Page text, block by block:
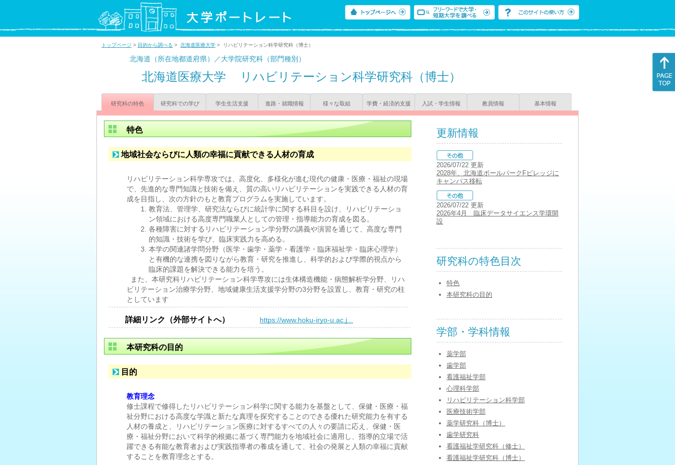
トップページ > 目的から調べる > 北海道医療大学 > リハビリテーション科学研究科（博士）
北海道（所在地都道府県）／大学院研究科（部門種別）
北海道医療大学 リハビリテーション科学研究科（博士）
研究科の特色 研究科での学び 学生生活支援 進路・就職情報 様々な取組 学費・経済的支援 入試・学生情報 教員情報 基本情報
特色
地域社会ならびに人類の幸福に貢献できる人材の育成
リハビリテーション科学専攻では、高度化、多様化が進む現代の健康・医療・福祉の現場
で、先進的な専門知識と技術を備え、質の高いリハビリテーションを実践できる人材の育
成を目指し、次の方針のもと教育プログラムを実施しています。
教育法、管理学、研究法ならびに統計学に関する科目を設け、リハビリテーショ
ン領域における高度専門職業人としての管理・指導能力の育成を図る。
各種障害に対するリハビリテーション学分野の講義や演習を通じて、高度な専門
的知識・技術を学び、臨床実践力を高める。
本学の関連諸学問分野（医学・歯学・薬学・看護学・臨床福祉学・臨床心理学）
と有機的な連携を図りながら教育・研究を推進し、科学的および学際的視点から
臨床的課題を解決できる能力を培う。
また、本研究科リハビリテーション科学専攻には生体構造機能・病態解析学分野、リハ
ビリテーション治療学分野、地域健康生活支援学分野の3分野を設置し、教育・研究の柱
としています
詳細リンク（外部サイトへ） https://www.hoku-iryo-u.ac.j...
本研究科の目的
目的
教育理念
修士課程で修得したリハビリテーション科学に関する能力を基盤として、保健・医療・福
祉分野における高度な学識と新たな真理を探究することのできる優れた研究能力を有する
人材の養成と、リハビリテーション医療に対するすべての人々の要請に応え、保健・医
療・福祉分野において科学的根拠に基づく専門能力を地域社会に適用し、指導的立場で活
躍できる有能な教育者および実践指導者の養成を通して、社会の発展と人類の幸福に貢献
することを教育理念とする。
更新情報
2026/07/22 更新
2028年、北海道ボールパークFビレッジに
キャンパス移転
2026/07/22 更新
2026年4月 臨床データサイエンス学環開
設
研究科の特色目次
特色
本研究科の目的
学部・学科情報
薬学部
歯学部
看護福祉学部
心理科学部
リハビリテーション科学部
医療技術学部
薬学研究科（博士）
歯学研究科
看護福祉学研究科（修士）
看護福祉学研究科（博士）